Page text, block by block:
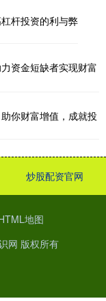
杆投资的利与弊
资金短缺者实现财富
你财富增值，成就投
炒股配资官网
地图
网 版权所有